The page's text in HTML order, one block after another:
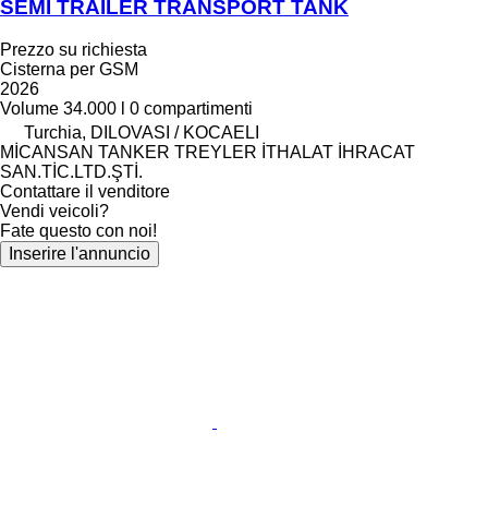
SEMI TRAILER TRANSPORT TANK
Prezzo su richiesta
Cisterna per GSM
2026
Volume 34.000 l
0 compartimenti
Turchia, DILOVASI / KOCAELI
MİCANSAN TANKER TREYLER İTHALAT İHRACAT
SAN.TİC.LTD.ŞTİ.
Contattare il venditore
Vendi veicoli?
Fate questo con noi!
Inserire l'annuncio